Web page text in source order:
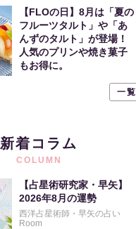
【FLOの日】8月は「夏の
フルーツタルト」や「あ
んずのタルト」が登場！
人気のプリンや焼き菓子
もお得に。
一覧
新着コラム
COLUMN
【占星術研究家・早矢】
2026年8月の運勢
西洋占星術師・早矢の占い
Room